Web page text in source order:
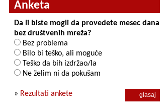
Anketa
Da li biste mogli da provedete mesec dana
bez društvenih mreža?
Bez problema
Bilo bi teško, ali moguće
Teško da bih izdržao/la
Ne želim ni da pokušam
» Rezultati ankete